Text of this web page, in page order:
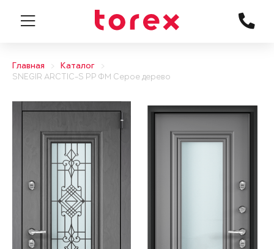
Главная
Каталог
SNEGIR ARCTIC-S PP ФМ Серое дерево